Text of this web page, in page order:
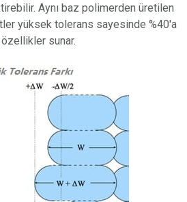
Aynı baz polimerden üretilen
yüksek tolerans sayesinde %40'a
sunar.